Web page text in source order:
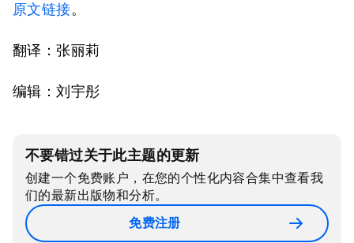
原文链接。
翻译：张丽莉
编辑：刘宇彤
不要错过关于此主题的更新
创建一个免费账户，在您的个性化内容合集中查看我
们的最新出版物和分析。
免费注册